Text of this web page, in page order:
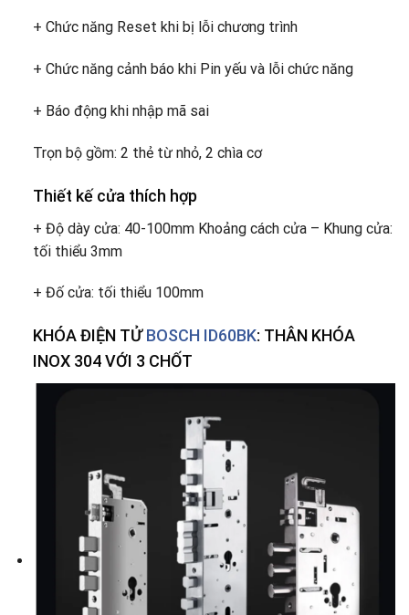
+ Chức năng Reset khi bị lỗi chương trình
+ Chức năng cảnh báo khi Pin yếu và lỗi chức năng
+ Báo động khi nhập mã sai
Trọn bộ gồm: 2 thẻ từ nhỏ, 2 chìa cơ
Thiết kế cửa thích hợp
+ Độ dày cửa: 40-100mm Khoảng cách cửa – Khung cửa:
tối thiểu 3mm
+ Đố cửa: tối thiểu 100mm
KHÓA ĐIỆN TỬBOSCH ID60BK: THÂN KHÓA
INOX 304 VỚI 3 CHỐT